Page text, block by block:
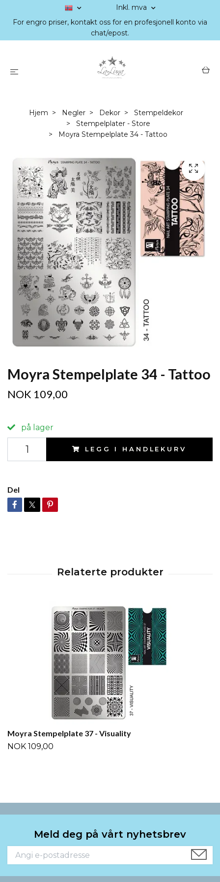
Inkl. mva
For engro priser, kontakt oss for en profesjonell konto via
chat/epost.
Hjem Negler Dekor
Stempeldekor
Stempelplater - Store
Moyra Stempelplate 34 - Tattoo
Moyra Stempelplate 34 - Tattoo
NOK 109,00
på lager
LEGG I HANDLEKURV
Del
Moyra Stempelplate 37 - Visuality
NOK 109,00
Meld deg på vårt nyhetsbrev